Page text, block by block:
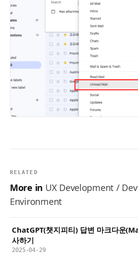
RELATED
More in UX Development /
Environment
ChatGPT(챗지피티) 답변 마크다운
사하기
2025-04-29